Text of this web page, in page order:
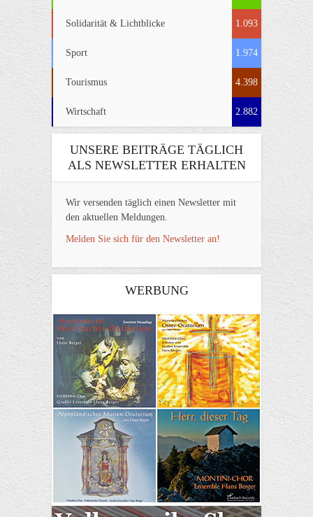
Solidarität & Lichtblicke 1.093
Sport 1.974
Tourismus 4.398
Wirtschaft 2.882
UNSERE BEITRÄGE TÄGLICH
ALS NEWSLETTER ERHALTEN
Wir versenden täglich einen Newsletter mit
den aktuellen Meldungen.
Melden Sie sich für den Newsletter an!
WERBUNG